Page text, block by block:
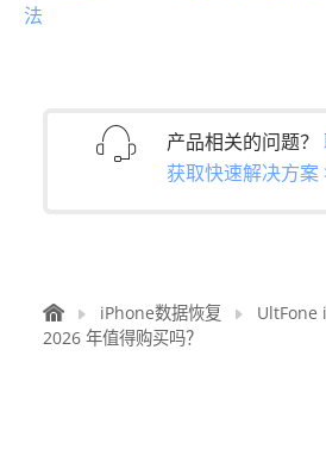
法
产品相关的问题？
获取快速解决方案
iPhone数据恢复
UltFone
2026 年值得购买吗？